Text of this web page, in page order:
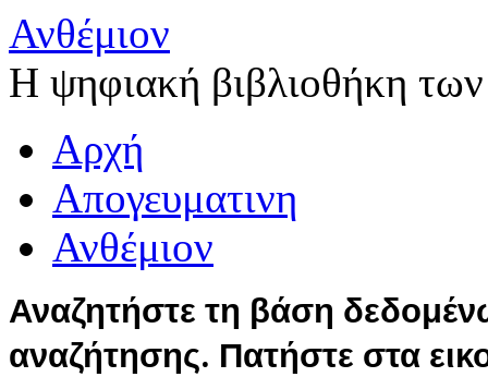
Ανθέμιον
Η ψηφιακή βιβλιοθήκη
Αρχή
Απογευματινη
Ανθέμιον
Αναζητήστε τη βάση
αναζήτησης. Πατήστε στα